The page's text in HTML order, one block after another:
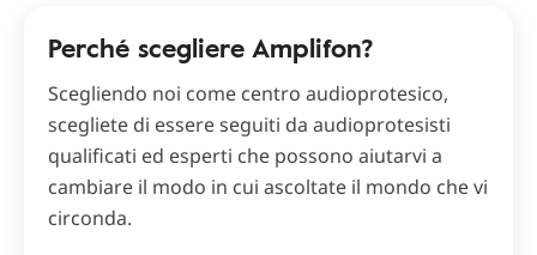
Perché scegliere Amplifon?
Scegliendo noi come centro audioprotesico,
scegliete di essere seguiti da audioprotesisti
qualificati ed esperti che possono aiutarvi a
cambiare il modo in cui ascoltate il mondo che vi
circonda.